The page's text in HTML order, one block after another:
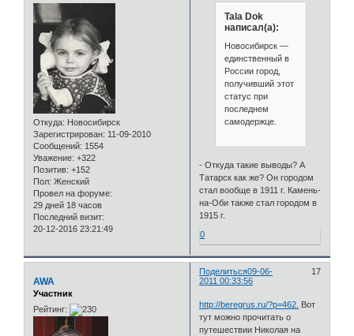
Откуда: Новосибирск
Зарегистрирован: 11-09-2010
Сообщений: 1554
Уважение: +322
Позитив: +152
Пол: Женский
Провел на форуме:
29 дней 18 часов
Последний визит:
20-12-2016 23:21:49
Tala Dok
написал(а):
Новосибирск —
единственный в
России город,
получивший этот
статус при
последнем
самодержце.
- Откуда такие выводы? А
Татарск как же? Он городом
стал вообще в 1911 г. Камень-
на-Оби также стал городом в
1915 г.
0
Поделиться 17
09-06-
2011 00:33:56
AWA
Участник
Рейтинг:
http://beregrus.ru/?p=462. Вот
тут можно прочитать о
путешествии Николая на